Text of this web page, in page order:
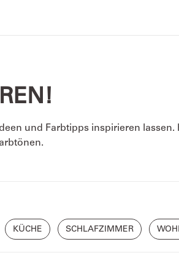
und Farbtipps inspirieren lassen.
KÜCHE SCHLAFZIMMER